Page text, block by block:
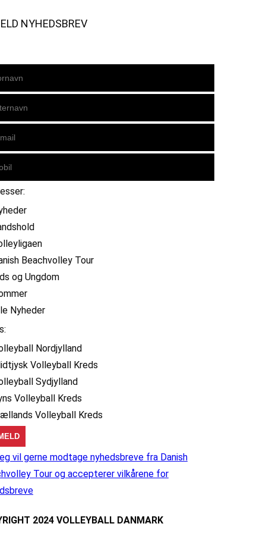
NYHEDSBREV
Beachvolley Tour
og Ungdom
Nyheder
Nordjylland
Volleyball Kreds
Sydjylland
Volleyball Kreds
Volleyball Kreds
vil gerne modtage nyhedsbreve fra Danish
Tour og accepterer vilkårene for
2024 VOLLEYBALL DANMARK